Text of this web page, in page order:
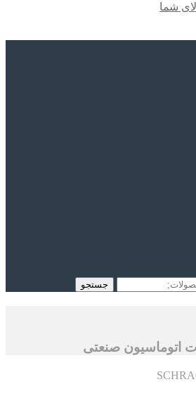
شما
جستجو
اتوماسیون صنعتی